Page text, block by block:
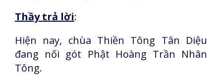
Thầy trả lời:
Hiện nay, chùa Thiền Tông Tân Diệu
đang nối gót Phật Hoàng Trần Nhân
Tông.